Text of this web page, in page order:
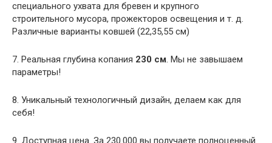
специального ухвата для бревен и крупного
строительного мусора, прожекторов освещения и т. д.
Различные варианты ковшей (22,35,55 см)
7. Реальная глубина копания 230 см. Мы не завышаем
параметры!
8. Уникальный технологичный дизайн, делаем как для
себя!
9. Доступная цена. За 230 000 вы получаете полноценный